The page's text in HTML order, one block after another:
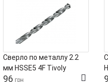
Сверло по металлу 2.2
мм HSSE5 4F Tivoly
96 грн